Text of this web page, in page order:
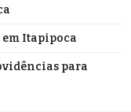
em Itapipoca
para